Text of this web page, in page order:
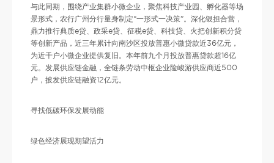
与此同期，围绕产业集群小微企业，聚焦科技产业园、孵化器等场
景形式，农行广州分行量身制定“一形式一决策”。深化银担合营，
鼎力推行典质e贷、政采e贷、征税e贷、科技贷、火把创新积分贷
等创新产品，近三年累计向南沙区投放普惠小微贷款近36亿元，
为近千户小微企业提供复旧。本年前九个月投放普惠贷款超16亿
元。发展供应链金融，全链条劳动中枢企业险峻游供应商近500
户，披发供应链融资12亿元。
寻找低碳环保发展动能
绿色经济展现期望活力